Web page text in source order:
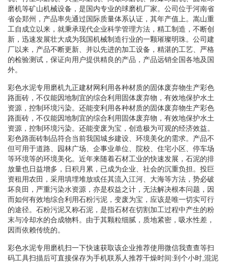
磨机等矿山机械设备，是国内专业的球磨机厂家。公司位于河南省
省会郑州，产品率先通过国际质量体系认证，其年产值上。嵩山重
工自成立以来，就秉承现代企业科学管理方法，精工制造，不断创
新，迅速发展壮大成为我国机械制造行业的一颗璀璨明珠。公司建
厂以来，产品不断更新、并以先进的加工设备，精湛的工艺、严格
的检验测试，保证向用户提供精良的产品，产品远销全国各地及国
外。
彩色水泥专用磨机九正建材网利用各种材质的固体废弃物生产彩色
路面砖，不仅能因地制宜的综合利用固体废弃物，有效地保护水土
资源，控制环境污染。还能变利用各种材质的固体废弃物生产彩色
路面砖，不仅能因地制宜的综合利用固体废弃物，有效地保护水土
资源，控制环境污染。还能变废为宝，创造极为可观的经济效益。
彩色路面砖制品符合当前我国城乡建设、环境美化的需求。产品不
但可用于道路、园林广场、企事业单位、院校、住宅小区、停车场
等环境等的环境美化。近年来随着石材工业的快速发展，石泥的排
放量也日益增多，日积月累，已成为企业、社会的沉重负担。投巨
资租用农田，采用填埋堆放或任其流入江河、大海等方法，势必破
坏良田，严重污染水资源，亦是权益之计，无法解决根本问题，因
而如何有效地综合利用石粉污泥，变废为宝，应该是唯一切实可行
的途径。石粉污泥又称石泥，是指石材在切割加工过程中产生的粉
末与冷却水的合成物料。由于其颗粒细腻，质地紧密，吸水性差，
因而依赖传统的。
彩色水泥专用磨机扫一下快速获取该企业推荐使用微信我查查等扫
码工具扫描后可直接保存为手机联系人推荐干燥时间:到个小时,混泥